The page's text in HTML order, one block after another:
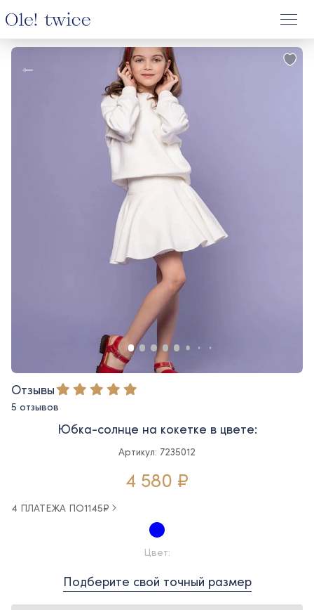
Отзывы
5 отзывов
Юбка-солнце на кокетке в цвете:
Артикул: 7235012
4 580 ₽
4 ПЛАТЕЖА ПО1145₽
Цвет:
Подберите свой точный размер